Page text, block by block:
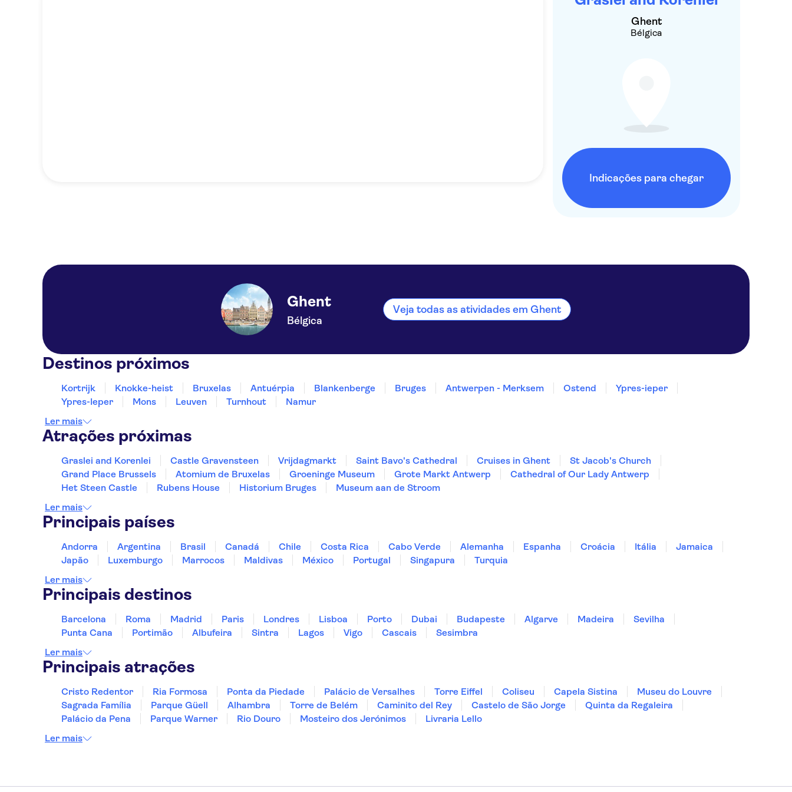
Ghent
Bélgica
Indicações para chegar
Ghent
Bélgica
Veja todas as atividades em Ghent
Destinos próximos
Kortrijk Knokke-heist Bruxelas Antuérpia Blankenberge Bruges Antwerpen - Merksem Ostend
Ypres-ieper
Ypres-Ieper
Mons Leuven Turnhout
Namur
Ler mais
Atrações próximas
Graslei and Korenlei Castle Gravensteen Vrijdagmarkt Saint Bavo's Cathedral Cruises in Ghent
St Jacob's Church
Grand Place Brussels
Atomium de Bruxelas Groeninge Museum Grote Markt Antwerp
Cathedral of Our Lady Antwerp
Het Steen Castle
Rubens House Historium Bruges
Museum aan de Stroom
Ler mais
Principais países
Andorra Argentina Brasil Canadá Chile Costa Rica Cabo Verde Alemanha Espanha Croácia Itália
Jamaica
Japão
Luxemburgo Marrocos Maldivas México Portugal Singapura
Turquia
Ler mais
Principais destinos
Barcelona Roma Madrid Paris Londres Lisboa Porto Dubai Budapeste Algarve Madeira
Sevilha
Punta Cana
Portimão Albufeira Sintra Lagos Vigo Cascais
Sesimbra
Ler mais
Principais atrações
Cristo Redentor Ria Formosa Ponta da Piedade Palácio de Versalhes Torre Eiffel Coliseu Capela Sistina
Museu do Louvre
Sagrada Família
Parque Güell Alhambra Torre de Belém Caminito del Rey Castelo de São Jorge
Quinta da Regaleira
Palácio da Pena
Parque Warner Rio Douro Mosteiro dos Jerónimos
Livraria Lello
Ler mais